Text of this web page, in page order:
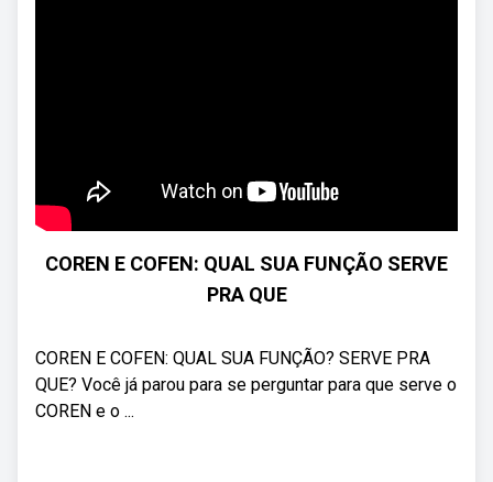
COREN E COFEN: QUAL SUA FUNÇÃO SERVE
PRA QUE
COREN E COFEN: QUAL SUA FUNÇÃO? SERVE PRA
QUE? Você já parou para se perguntar para que serve o
COREN e o ...